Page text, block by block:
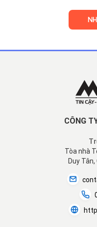
CÔNG
Tòa nhà
Duy Tân,